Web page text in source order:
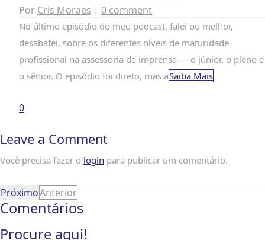
Por Cris Moraes | 0 comment
No último episódio do meu podcast, falei ou melhor,
desabafei, sobre os diferentes níveis de maturidade
profissional na assessoria de imprensa — o júnior, o pleno e
o sênior. O episódio foi direto, mas aSaiba Mais
0
Leave a Comment
Você precisa fazer o login para publicar um comentário.
PróximoAnterior
Comentários
Procure aqui!